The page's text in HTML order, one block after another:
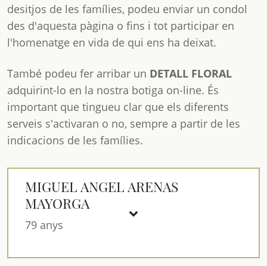
desitjos de les famílies, podeu enviar un condol
des d'aquesta pàgina o fins i tot participar en
l'homenatge en vida de qui ens ha deixat.
També podeu fer arribar un DETALL FLORAL
adquirint-lo en la nostra botiga on-line. És
important que tingueu clar que els diferents
serveis s'activaran o no, sempre a partir de les
indicacions de les famílies.
MIGUEL ANGEL ARENAS
MAYORGA
79 anys